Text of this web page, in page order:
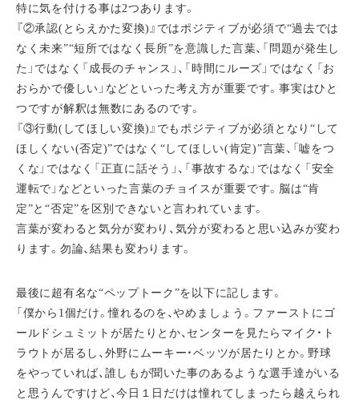
特に気を付ける事は2つあります。
『②承認(とらえかた変換)』ではポジティブが必須で“過去では
なく未来”“短所ではなく長所”を意識した言葉、「問題が発生し
た」ではなく「成長のチャンス」、「時間にルーズ」ではなく「お
おらかで優しい」などといった考え方が重要です。事実はひと
つですが解釈は無数にあるのです。
『③行動(してほしい変換)』でもポジティブが必須となり“して
ほしくない(否定)”ではなく“してほしい(肯定)”言葉、「嘘をつ
くな」ではなく「正直に話そう」、「事故するな」ではなく「安全
運転で」などといった言葉のチョイスが重要です。脳は“肯
定”と“否定”を区別できないと言われています。
言葉が変わると気分が変わり、気分が変わると思い込みが変わ
ります。勿論、結果も変わります。
最後に超有名な“ペップトーク”を以下に記します。
「僕から1個だけ。憧れるのを、やめましょう。ファーストにゴ
ールドシュミットが居たりとか、センターを見たらマイク・ト
ラウトが居るし、外野にムーキー・ベッツが居たりとか。野球
をやっていれば、誰しもが聞いた事のあるような選手達がいる
と思うんですけど、今日１日だけは憧れてしまったら越えられ